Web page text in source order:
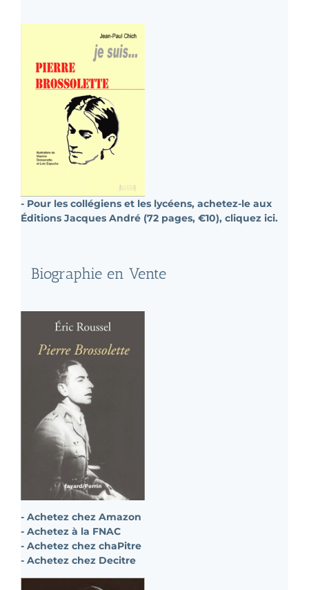
- Pour les collégiens et les lycéens, achetez-le aux
Éditions Jacques André (72 pages, €10), cliquez ici.
Biographie en Vente
- Achetez chez Amazon
- Achetez à la FNAC
- Achetez chez chaPitre
- Achetez chez Decitre